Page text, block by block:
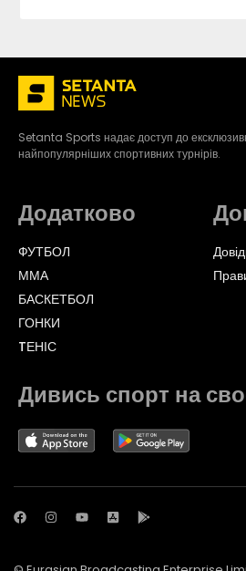
Setanta Sports надає доступ до
найпопулярніших спортивних турнірів.
Додатково
ФУТБОЛ
ММА
БАСКЕТБОЛ
ГОНКИ
TЕНІС
Дивись спорт на